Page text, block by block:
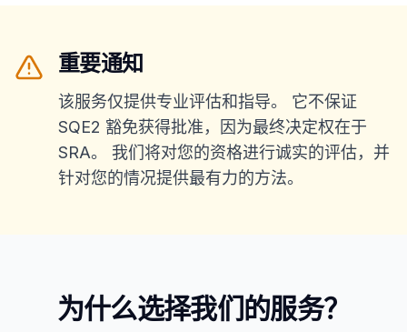
重要通知
该服务仅提供专业评估和指导。 它不保证
SQE2 豁免获得批准，因为最终决定权在于
SRA。 我们将对您的资格进行诚实的评估，并
针对您的情况提供最有力的方法。
为什么选择我们的服务？